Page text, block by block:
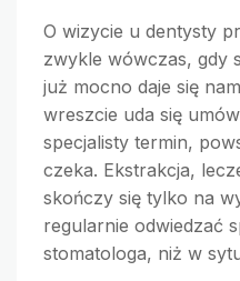
O wizycie u dentysty
zwykle wówczas, gdy
już mocno daje się
wreszcie uda się
specjalisty termin,
czeka. Ekstrakcja,
skończy się tylko na
regularnie odwiedzać
stomatologa, niż w